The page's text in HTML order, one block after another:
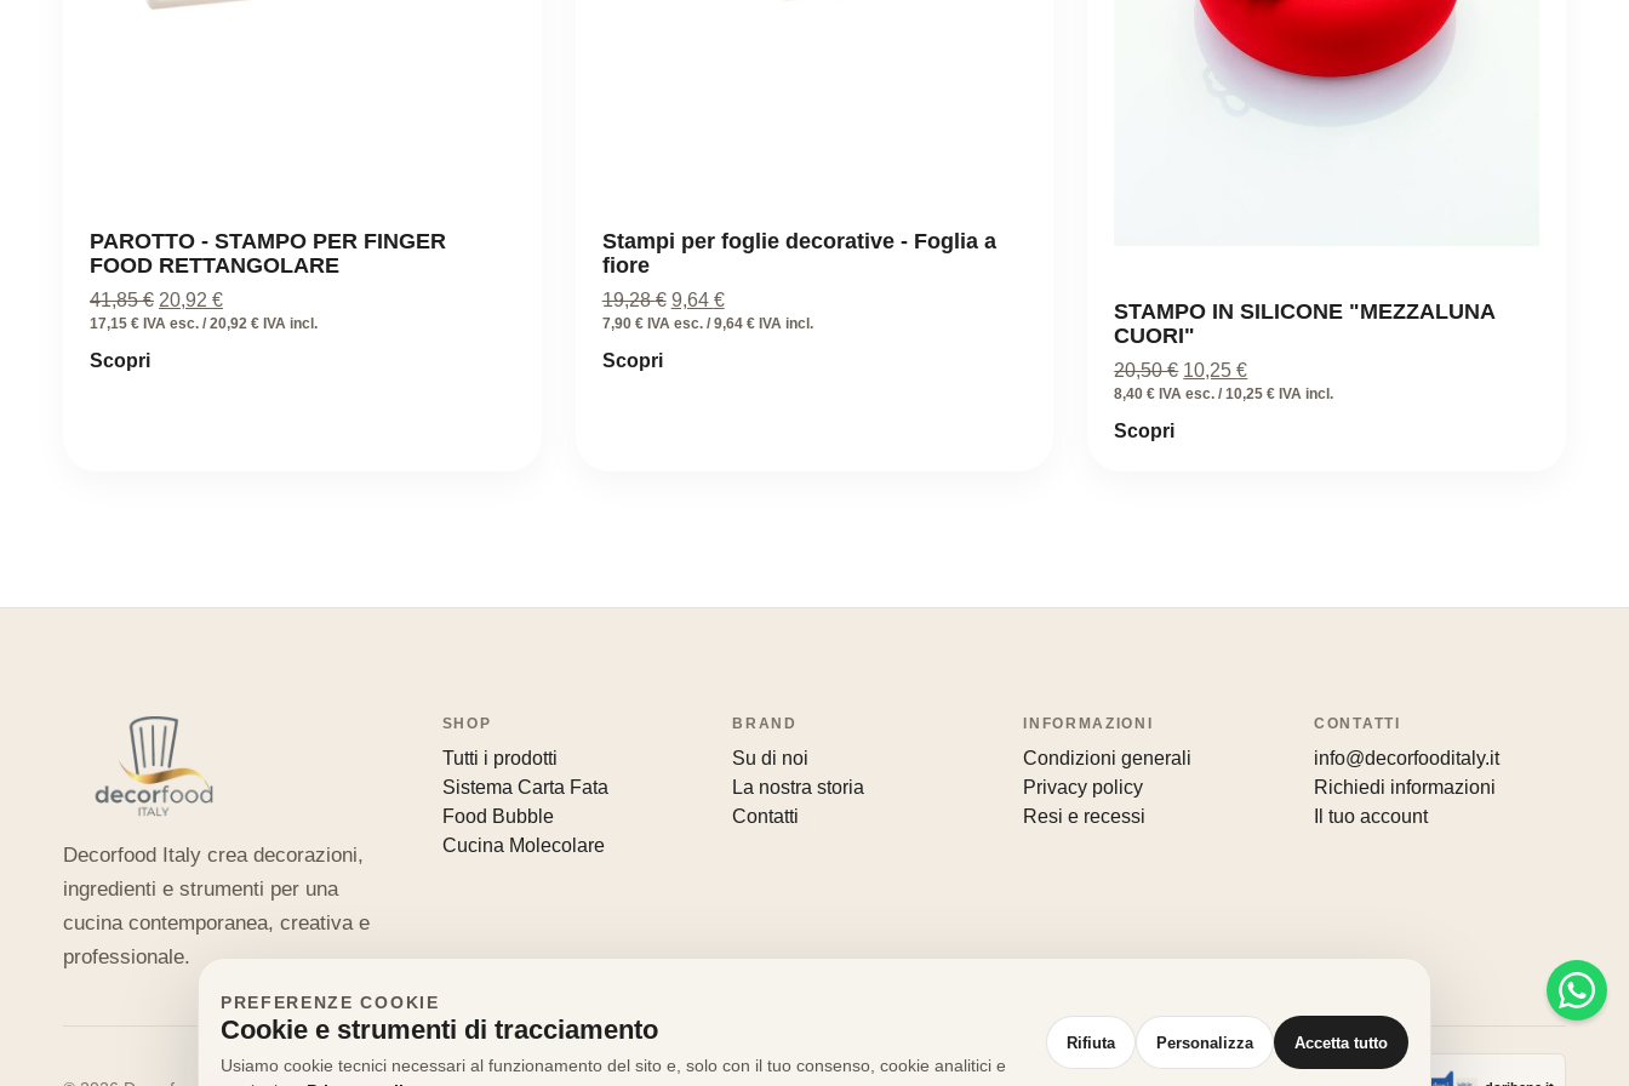
PAROTTO - STAMPO PER FINGER
FOOD RETTANGOLARE
41,85€ Il
prezzo
20,92 €Il
prezzo
17,15 € IVA esc. / 20,92 € IVA incl.
Scopri
Stampi per foglie decorative - Foglia a
fiore
19,28€ Il
prezzo
9,64 €Il
prezzo
7,90 € IVA esc. / 9,64 € IVA incl.
Scopri
STAMPO IN SILICONE "MEZZALUNA
CUORI"
20,50€ Il
prezzo
10,25€Il
prezzo
8,40 € IVA esc. / 10,25 € IVA incl.
Scopri
Decorfood Italy crea decorazioni,
ingredienti e strumenti per una
cucina contemporanea, creativa e
professionale.
SHOP
Tutti i prodotti
Sistema Carta Fata
Food Bubble
Cucina Molecolare
BRAND
Su di noi
La nostra storia
Contatti
INFORMAZIONI
Condizioni generali
Privacy policy
Resi e recessi
CONTATTI
info@decorfooditaly.it
Richiedi informazioni
Il tuo account
PREFERENZE COOKIE
Cookie e strumenti di tracciamento
Usiamo cookie tecnici necessari al funzionamento del sito e, solo con il tuo consenso, cookie analitici e
Rifiuta Personalizza Accetta tutto